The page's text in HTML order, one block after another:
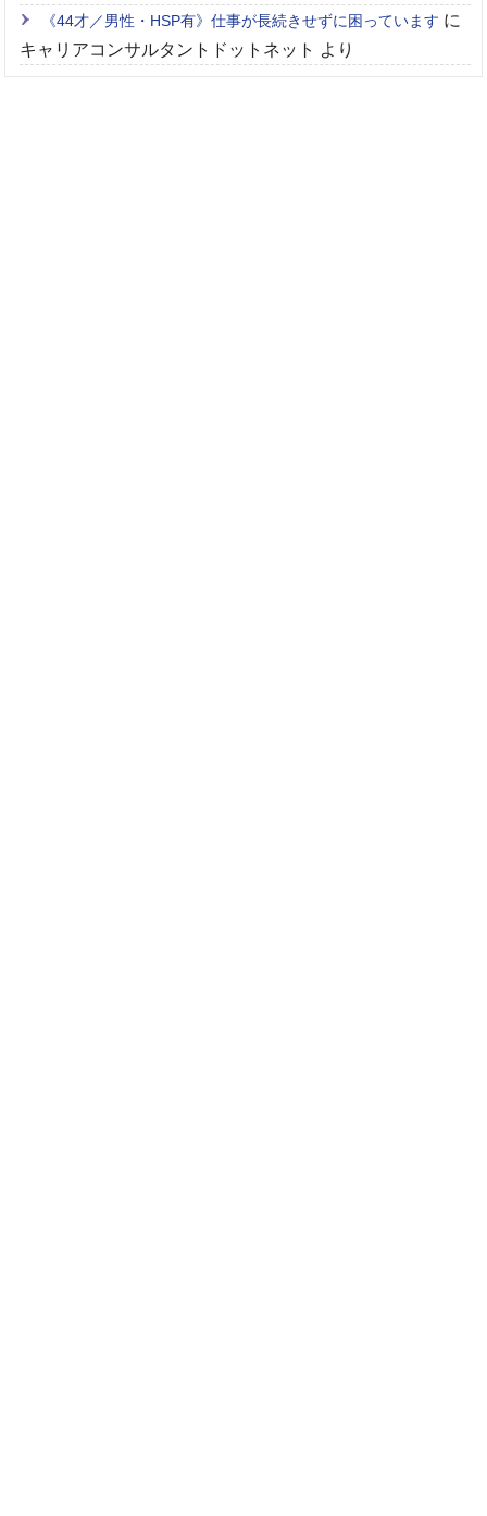
《44才／男性・HSP有》仕事が長続きせずに困っています に
キャリアコンサルタントドットネット より